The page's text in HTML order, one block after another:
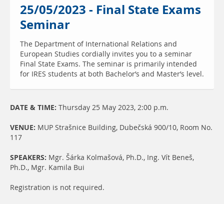
25/05/2023 - Final State Exams
Seminar
The Department of International Relations and
European Studies cordially invites you to a seminar
Final State Exams. The seminar is primarily intended
for IRES students at both Bachelor’s and Master’s level.
DATE & TIME: Thursday 25 May 2023, 2:00 p.m.
VENUE: MUP Strašnice Building, Dubečská 900/10, Room No.
117
SPEAKERS: Mgr. Šárka Kolmašová, Ph.D., Ing. Vít Beneš,
Ph.D., Mgr. Kamila Bui
Registration is not required.